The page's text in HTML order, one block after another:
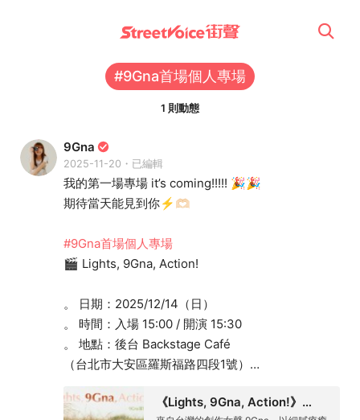
#9Gna首場個人專場
1 則動態
9Gna
2025-11-20・已編輯
我的第一場專場 it’s coming!!!!! 🎉🎉
期待當天能見到你⚡️🫶🏻
#9Gna首場個人專場
🎬 Lights, 9Gna, Action!
。 日期：2025/12/14（日）
。 時間：入場 15:00 / 開演 15:30
。 地點：後台 Backstage Café
（台北市大安區羅斯福路四段1號）
。 購票：KKTIX
《Lights, 9Gna, Action!》